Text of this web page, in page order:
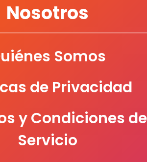
Nosotros
Somos
de Privacidad
y Condiciones
Servicio